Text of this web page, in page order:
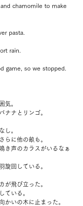
chamomile to make
pasta.
rain.
game, so we stopped.
気。
ナナとリンゴ。
し。
らに他の畝も。
き声のカラスがいるなぁ
旋回している。
が飛び立った。
ている。
かいの木に止まった。